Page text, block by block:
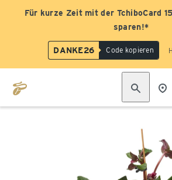
Für kurze Zeit mit der TchiboCard
sparen!*
DANKE26 Code kopieren